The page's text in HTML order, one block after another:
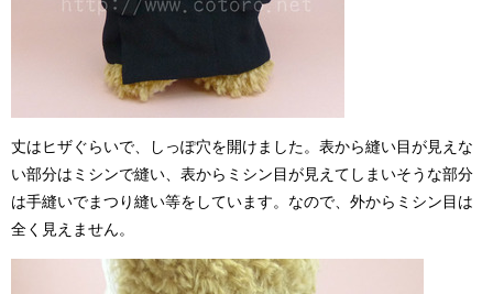
丈はヒザぐらいで、しっぽ穴を開けました。表から縫い目が見えな
い部分はミシンで縫い、表からミシン目が見えてしまいそうな部分
は手縫いでまつり縫い等をしています。なので、外からミシン目は
全く見えません。